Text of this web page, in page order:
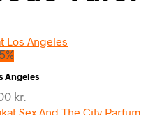
Angeles
kr.
aktuelle